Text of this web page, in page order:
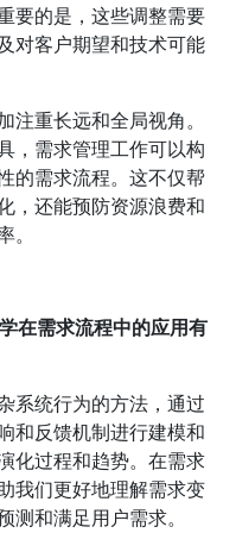
要的是，这些调整需要
对客户期望和技术可能
重长远和全局视角。
，需求管理工作可以构
的需求流程。这不仅帮
，还能预防资源浪费和
在需求流程中的应用有
系统行为的方法，通过
和反馈机制进行建模和
化过程和趋势。在需求
我们更好地理解需求变
和满足用户需求。